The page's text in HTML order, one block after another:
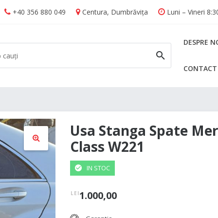
+40 356 880 049 Centura, Dumbrăvița Luni – Vineri
CAUTĂ
DESPRE
CONTACT
🔍
Usa Stanga Spate
Class W221
IN STOC
LEI1.000,00